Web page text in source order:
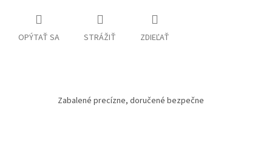
OPÝTAŤ SA STRÁŽIŤ ZDIEĽAŤ
Zabalené precízne, doručené bezpečne